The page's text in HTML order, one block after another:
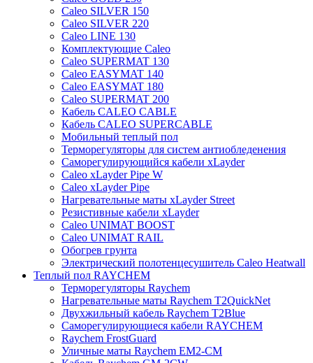
Caleo SILVER 150
Caleo SILVER 220
Caleo LINE 130
Комплектующие Caleo
Caleo SUPERMAT 130
Caleo EASYMAT 140
Caleo EASYMAT 180
Caleo SUPERMAT 200
Кабель CALEO CABLE
Кабель CALEO SUPERCABLE
Мобильный теплый пол
Терморегуляторы для систем антиобледенения
Саморегулирующийся кабели xLayder
Caleo xLayder Pipe W
Caleo xLayder Pipe
Нагревательные маты xLayder Street
Резистивные кабели xLayder
Caleo UNIMAT BOOST
Caleo UNIMAT RAIL
Обогрев грунта
Электрический полотенцесушитель Caleo Heatwall
Теплый пол RAYCHEM
Терморегуляторы Raychem
Нагревательные маты Raychem T2QuickNet
Двухжильный кабель Raychem T2Blue
Саморегулирующиеся кабели RAYCHEM
Raychem FrostGuard
Уличные маты Raychem EM2-CM